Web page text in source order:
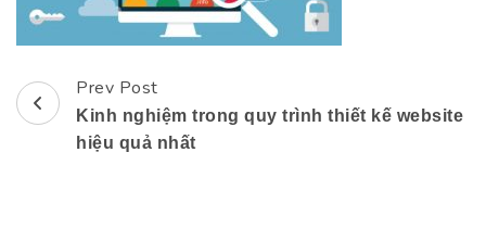
Post
Navigation
Prev Post
Kinh nghiệm trong quy trình thiết kế website
hiệu quả nhất